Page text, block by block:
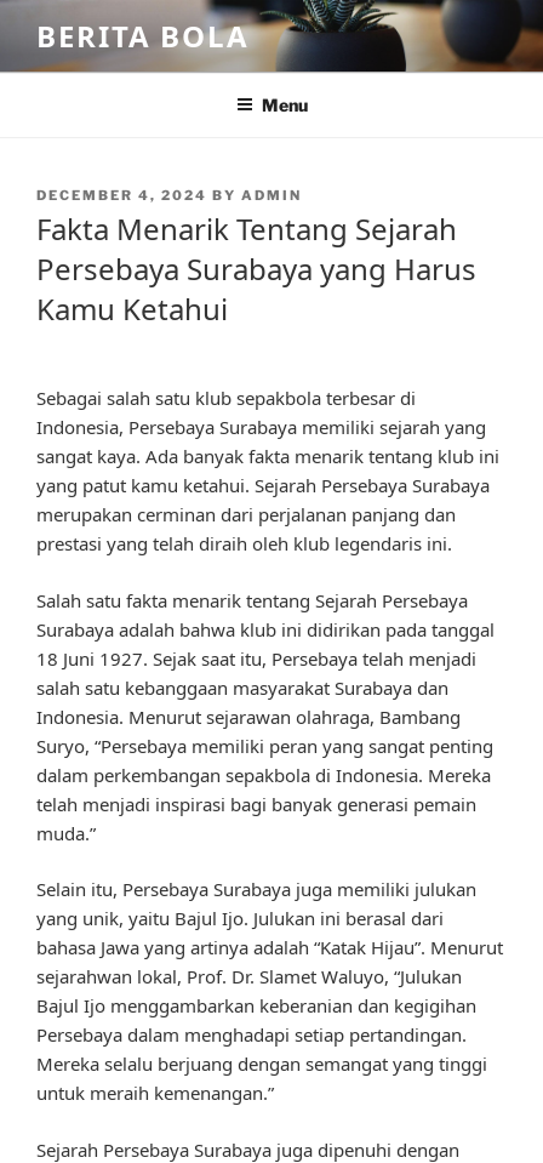
content
BERITA BOLA
Menu
POSTED
DECEMBER 4, 2024 BY ADMIN
Fakta Menarik Tentang Sejarah
Persebaya Surabaya yang Harus
Kamu Ketahui
Sebagai salah satu klub sepakbola terbesar di
Indonesia, Persebaya Surabaya memiliki sejarah yang
sangat kaya. Ada banyak fakta menarik tentang klub ini
yang patut kamu ketahui. Sejarah Persebaya Surabaya
merupakan cerminan dari perjalanan panjang dan
prestasi yang telah diraih oleh klub legendaris ini.
Salah satu fakta menarik tentang Sejarah Persebaya
Surabaya adalah bahwa klub ini didirikan pada tanggal
18 Juni 1927. Sejak saat itu, Persebaya telah menjadi
salah satu kebanggaan masyarakat Surabaya dan
Indonesia. Menurut sejarawan olahraga, Bambang
Suryo, “Persebaya memiliki peran yang sangat penting
dalam perkembangan sepakbola di Indonesia. Mereka
telah menjadi inspirasi bagi banyak generasi pemain
muda.”
Selain itu, Persebaya Surabaya juga memiliki julukan
yang unik, yaitu Bajul Ijo. Julukan ini berasal dari
bahasa Jawa yang artinya adalah “Katak Hijau”. Menurut
sejarahwan lokal, Prof. Dr. Slamet Waluyo, “Julukan
Bajul Ijo menggambarkan keberanian dan kegigihan
Persebaya dalam menghadapi setiap pertandingan.
Mereka selalu berjuang dengan semangat yang tinggi
untuk meraih kemenangan.”
Sejarah Persebaya Surabaya juga dipenuhi dengan